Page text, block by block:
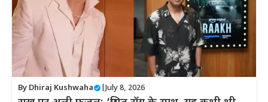
By Dhiraj Kushwaha July 8, 2026